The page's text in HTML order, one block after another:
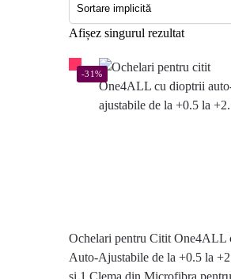
Afișez singurul rezultat
-31%
Ochelari pentru Citit One4ALL
Auto-Ajustabile de la +0.5 la